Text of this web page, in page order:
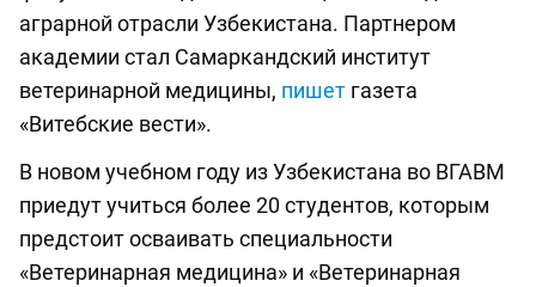
аграрной отрасли Узбекистана. Партнером
академии стал Самаркандский институт
ветеринарной медицины, пишет газета
«Витебские вести».
В новом учебном году из Узбекистана во ВГАВМ
приедут учиться более 20 студентов, которым
предстоит осваивать специальности
«Ветеринарная медицина» и «Ветеринарная